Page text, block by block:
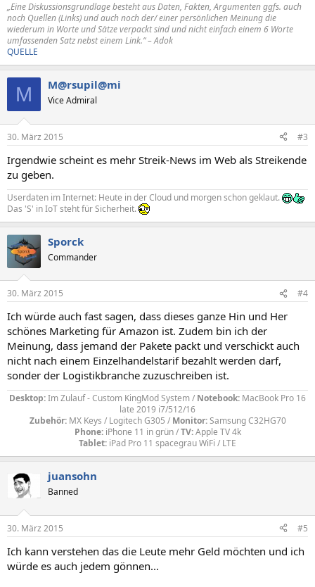
„Eine Diskussionsgrundlage besteht aus Daten, Fakten, Argumenten ggfs. auch
noch Quellen (Links) und auch noch der/ einer persönlichen Meinung die
wiederum in Worte und Sätze verpackt sind und nicht einfach einem 6 Worte
umfassenden Satz nebst einem Link.“ – Adok
QUELLE
M M@rsupil@mi
Vice Admiral
30. März 2015 #3
Irgendwie scheint es mehr Streik-News im Web als Streikende
zu geben.
Userdaten im Internet: Heute in der Cloud und morgen schon geklaut.
Das 'S' in IoT steht für Sicherheit.
Sporck
Commander
30. März 2015 #4
Ich würde auch fast sagen, dass dieses ganze Hin und Her
schönes Marketing für Amazon ist. Zudem bin ich der
Meinung, dass jemand der Pakete packt und verschickt auch
nicht nach einem Einzelhandelstarif bezahlt werden darf,
sonder der Logistikbranche zuzuschreiben ist.
Desktop:Im Zulauf - Custom KingMod System / Notebook: MacBook Pro 16
late 2019 i7/512/16
Zubehör:MX Keys / Logitech G305 / Monitor:Samsung C32HG70
Phone: iPhone 11 in grün /TV:Apple TV 4k
Tablet: iPad Pro 11 spacegrau WiFi / LTE​
juansohn
Banned
30. März 2015 #5
Ich kann verstehen das die Leute mehr Geld möchten und ich
würde es auch jedem gönnen...